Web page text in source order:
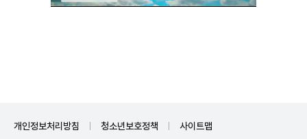
개인정보처리방침 청소년보호정책 사이트맵